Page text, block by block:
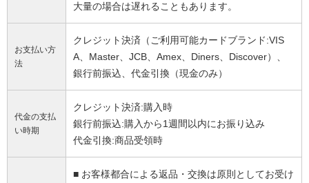
大量の場合は遅れることもあります。
お支払い方
法
クレジット決済（ご利用可能カードブランド:VIS
A、Master、JCB、Amex、Diners、Discover）、
銀行前振込、代金引換（現金のみ）
代金の支払
い時期
クレジット決済:購入時
銀行前振込:購入から1週間以内にお振り込み
代金引換:商品受領時
■ お客様都合による返品・交換は原則としてお受け